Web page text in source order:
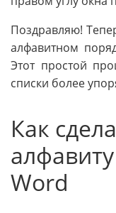
Поздравляю!
алфавитном
Этот простой
списки более
Как
Word